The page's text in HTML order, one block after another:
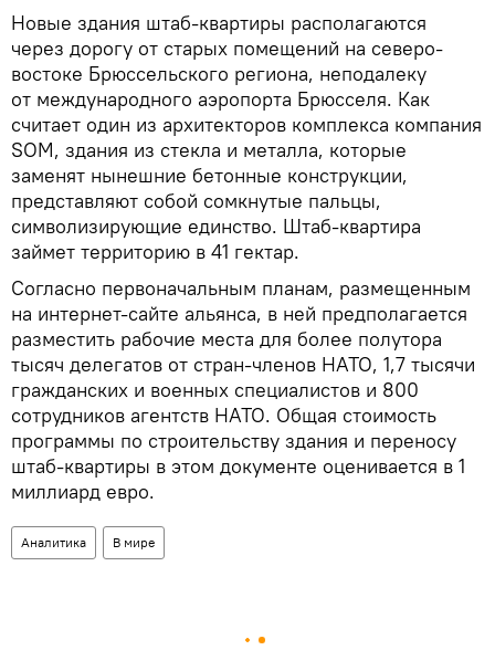
Новые здания штаб-квартиры располагаются
через дорогу от старых помещений на северо-
востоке Брюссельского региона, неподалеку
от международного аэропорта Брюсселя. Как
считает один из архитекторов комплекса компания
SOM, здания из стекла и металла, которые
заменят нынешние бетонные конструкции,
представляют собой сомкнутые пальцы,
символизирующие единство. Штаб-квартира
займет территорию в 41 гектар.
Согласно первоначальным планам, размещенным
на интернет-сайте альянса, в ней предполагается
разместить рабочие места для более полутора
тысяч делегатов от стран-членов НАТО, 1,7 тысячи
гражданских и военных специалистов и 800
сотрудников агентств НАТО. Общая стоимость
программы по строительству здания и переносу
штаб-квартиры в этом документе оценивается в 1
миллиард евро.
Аналитика В мире